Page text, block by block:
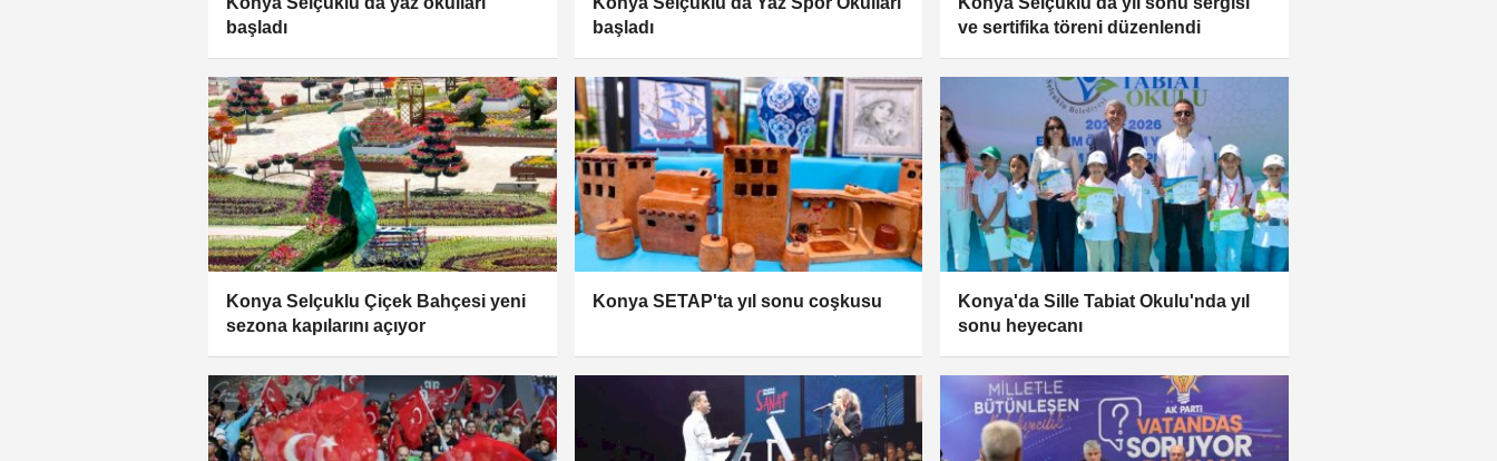
başladı
başladı
ve sertifika töreni düzenlendi
Konya Selçuklu Çiçek Bahçesi yeni
sezona kapılarını açıyor
Konya SETAP'ta yıl sonu coşkusu
Konya'da Sille Tabiat Okulu'nda yıl
sonu heyecanı